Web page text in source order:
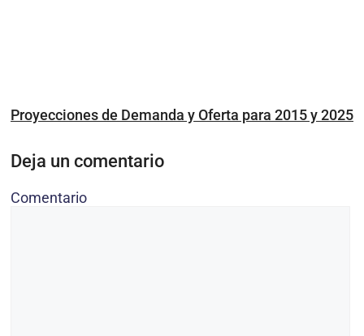
Proyecciones de Demanda y Oferta para 2015 y 2025
Deja un comentario
Comentario